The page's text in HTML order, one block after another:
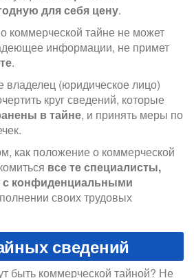
для себя цену.
коммерческой тайне не может
информации, не примет
.
владелец (юридическое лицо)
круг сведений, которые
в тайне, и принять меры по
как положение о коммерческой
все те специалисты,
с конфиденциальными
своих трудовых
сведений
быть коммерческой тайной? Не